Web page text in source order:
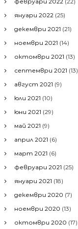
януари 2022(25)
декември 2021 (21)
ноември 2021 (14)
октомври 2021 (13)
септември 2021 (13)
август 2021 (9)
юли 2021 (10)
юни 2021 (29)
май 2021 (9)
април 2021 (6)
март 2021 (6)
февруари 2021 (25)
януари 2021 (18)
декември 2020 (7)
ноември 2020 (13)
октомври 2020 (17)